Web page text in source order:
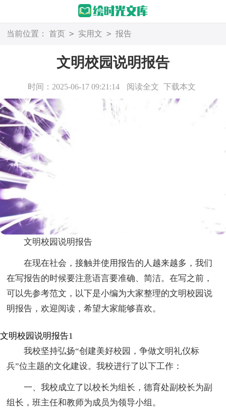
当前位置： 首页 > 实用文 > 报告
文明校园说明报告
时间：2025-06-17 09:21:14 阅读全文 下载本文
文明校园说明报告
在现在社会，接触并使用报告的人越来越多，我们
在写报告的时候要注意语言要准确、简洁。在写之前，
可以先参考范文，以下是小编为大家整理的文明校园说
明报告，欢迎阅读，希望大家能够喜欢。
文明校园说明报告1
我校坚持弘扬“创建美好校园，争做文明礼仪标
兵”位主题的文化建设。我校进行了以下工作：
一、我校成立了以校长为组长，德育处副校长为副
组长，班主任和教师为成员为领导小组。